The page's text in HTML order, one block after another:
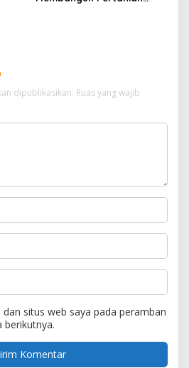
dipublikasikan. Ruas yang wajib
situs web saya pada peramban
berikutnya.